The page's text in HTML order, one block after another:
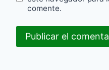
comente.